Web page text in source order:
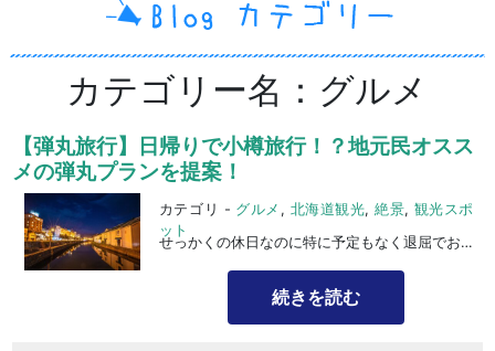
カテゴリー名：グルメ
【弾丸旅行】日帰りで小樽旅行！？地元民オスス
メの弾丸プランを提案！
カテゴリ - グルメ , 北海道観光,絶景, 観光スポ
ット
せっかくの休日なのに特に予定もなく退屈でお困りではありませんか？日本国内には日帰りで旅行ができちゃう観光地が数多くありますが、今回は筆者の地元である小樽市の日帰りプランを記事にして...
続きを読む